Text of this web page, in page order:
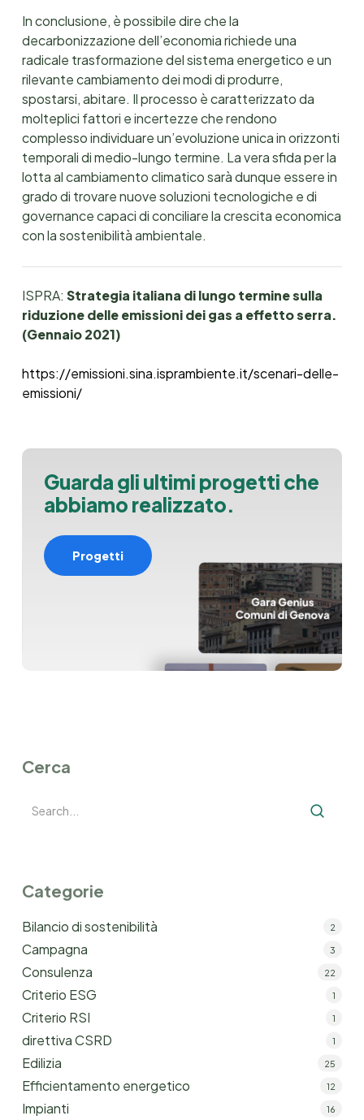
In conclusione, è possibile dire che la
decarbonizzazione dell’economia richiede una
radicale trasformazione del sistema energetico e un
rilevante cambiamento dei modi di produrre,
spostarsi, abitare. Il processo è caratterizzato da
molteplici fattori e incertezze che rendono
complesso individuare un’evoluzione unica in orizzonti
temporali di medio-lungo termine. La vera sfida per la
lotta al cambiamento climatico sarà dunque essere in
grado di trovare nuove soluzioni tecnologiche e di
governance capaci di conciliare la crescita economica
con la sostenibilità ambientale.
ISPRA: Strategia italiana di lungo termine sulla
riduzione delle emissioni dei gas a effetto serra.
(Gennaio 2021)
https://emissioni.sina.isprambiente.it/scenari-delle-
emissioni/
Guarda gli ultimi progetti che
abbiamo realizzato.
Progetti
Cerca
Categorie
Bilancio di sostenibilità 2
Campagna 3
Consulenza 22
Criterio ESG 1
Criterio RSI 1
direttiva CSRD 1
Edilizia 25
Efficientamento energetico 12
Impianti 16